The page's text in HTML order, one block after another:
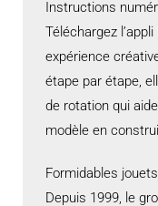
Instructions
Téléchargez
expérience
étape par étape,
de rotation qui
modèle en
Formidables
Depuis 1999, le